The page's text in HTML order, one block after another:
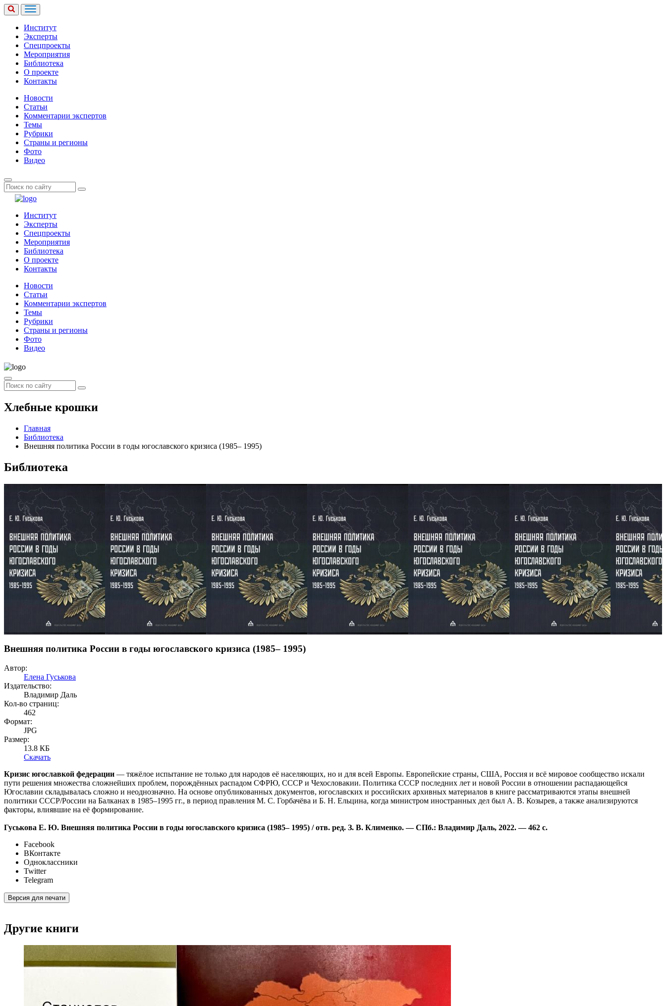
Институт
Эксперты
Спецпроекты
Мероприятия
Библиотека
О проекте
Контакты
Новости
Статьи
Комментарии экспертов
Темы
Рубрики
Страны и регионы
Фото
Видео
Институт
Эксперты
Спецпроекты
Мероприятия
Библиотека
О проекте
Контакты
Новости
Статьи
Комментарии экспертов
Темы
Рубрики
Страны и регионы
Фото
Видео
Хлебные крошки
Главная
Библиотека
Внешняя политика России в годы югославского кризиса (1985– 1995)
Библиотека
Внешняя политика России в годы югославского кризиса (1985– 1995)
Автор:
Елена Гуськова
Издательство:
Владимир Даль
Кол-во страниц:
462
Формат:
JPG
Размер:
13.8 КБ
Скачать
Кризис югославкой федерации — тяжёлое испытание не только для народов её населяющих, но и для всей Европы. Европейские страны, США, Россия и всё мировое сообщество искали
пути решения множества сложнейших проблем, порождённых распадом СФРЮ, СССР и Чехословакии. Политика СССР последних лет и новой России в отношении распадающейся
Югославии складывалась сложно и неоднозначно. На основе опубликованных документов, югославских и российских архивных материалов в книге рассматриваются этапы внешней
политики СССР/России на Балканах в 1985–1995 гг., в период правления М. С. Горбачёва и Б. Н. Ельцина, когда министром иностранных дел был А. В. Козырев, а также анализируются
факторы, влиявшие на её формирование.
Гуськова Е. Ю. Внешняя политика России в годы югославского кризиса (1985– 1995) / отв. ред. З. В. Клименко. — СПб.: Владимир Даль, 2022. — 462 с.
Facebook
ВКонтакте
Одноклассники
Twitter
Telegram
Версия для печати
Другие книги